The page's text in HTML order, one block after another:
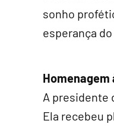
sonho
esperança
A presidente
Ela recebeu